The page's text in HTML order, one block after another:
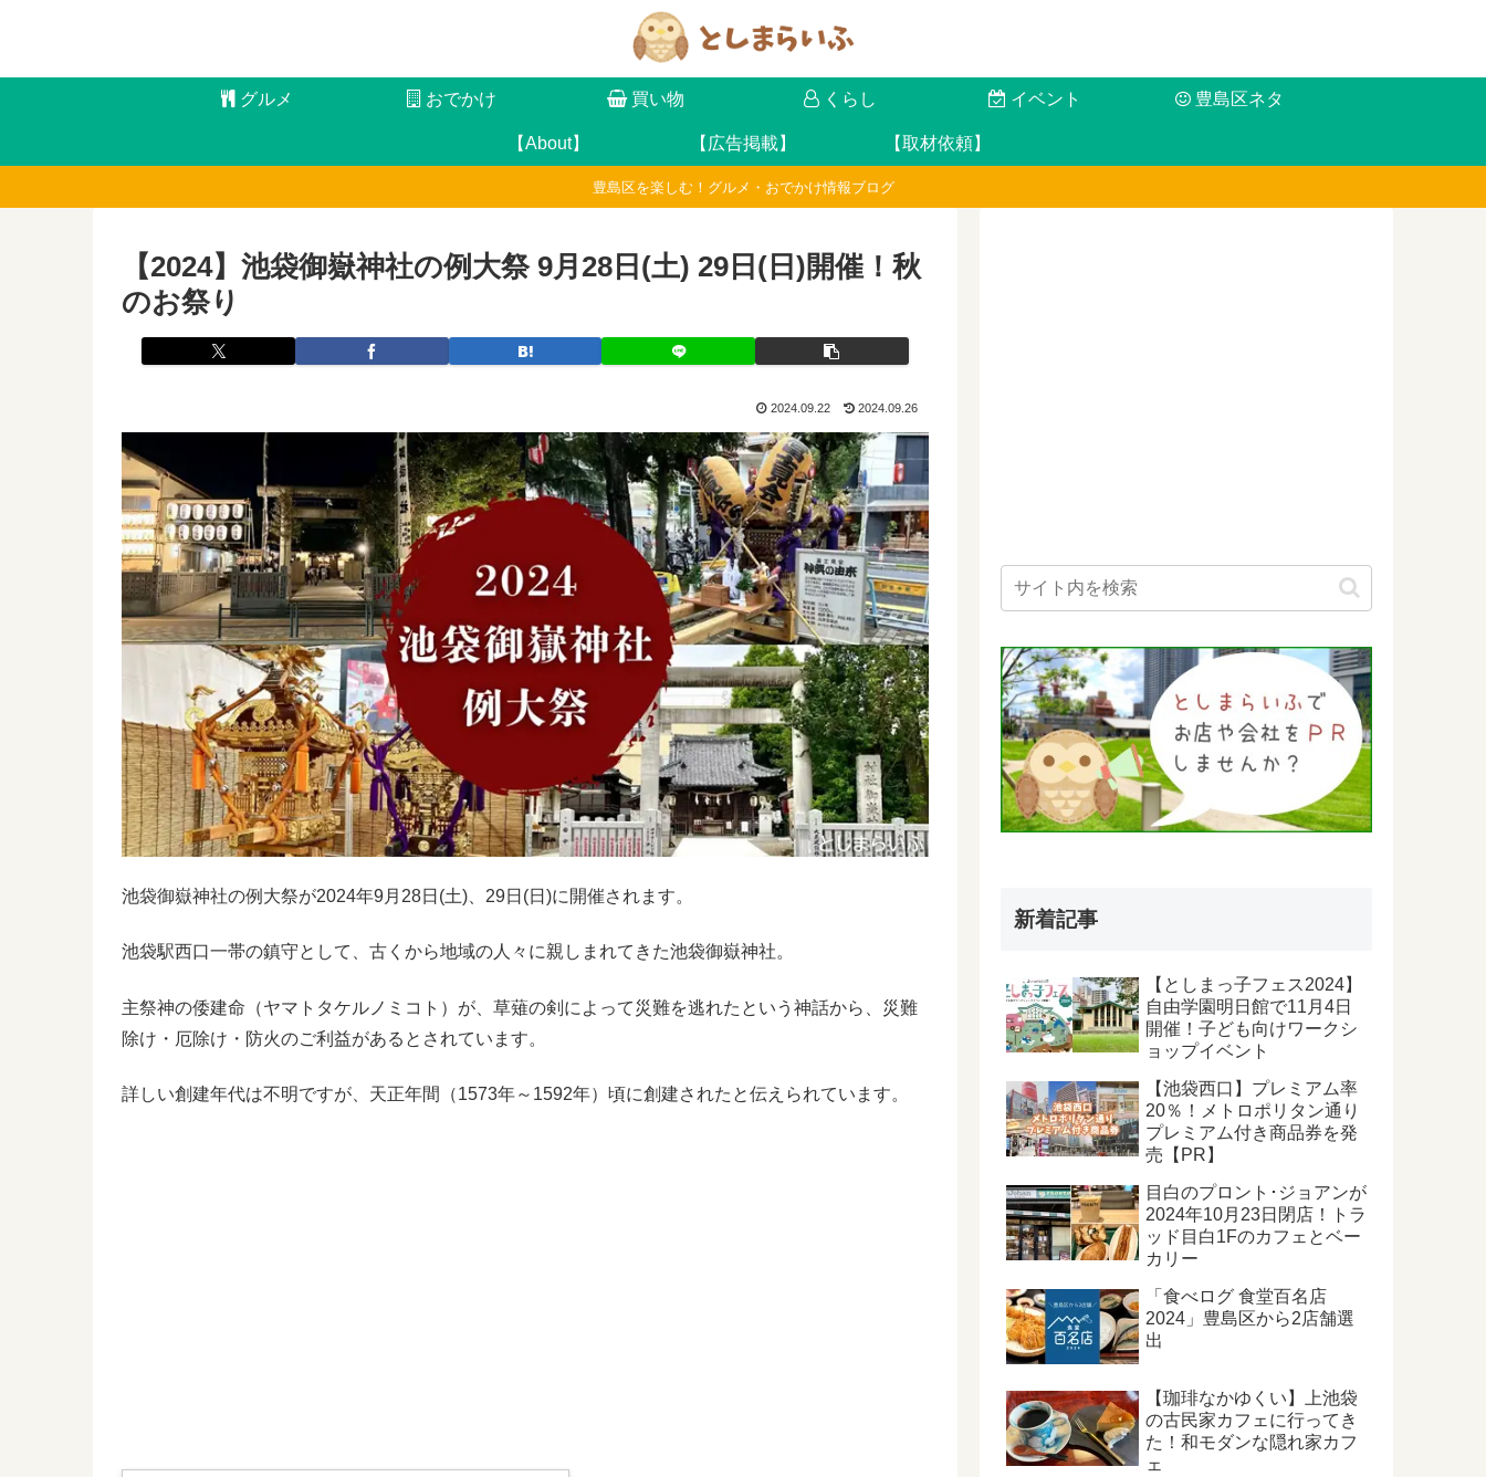
グルメ おでかけ 買い物 くらし イベント 豊島区ネタ
【About】 【広告掲載】 【取材依頼】
豊島区を楽しむ！グルメ・おでかけ情報ブログ
【2024】池袋御嶽神社の例大祭 9月28日(土) 29日(日)開催！秋
のお祭り
2024.09.22 2024.09.26
池袋御嶽神社の例大祭が2024年9月28日(土)、29日(日)に開催されます。
池袋駅西口一帯の鎮守として、古くから地域の人々に親しまれてきた池袋御嶽神社。
主祭神の倭建命（ヤマトタケルノミコト）が、草薙の剣によって災難を逃れたという神話から、災難
除け・厄除け・防火のご利益があるとされています。
詳しい創建年代は不明ですが、天正年間（1573年～1592年）頃に創建されたと伝えられています。
新着記事
【としまっ子フェス2024】
自由学園明日館で11月4日
開催！子ども向けワークシ
ョップイベント
【池袋西口】プレミアム率
20％！メトロポリタン通り
プレミアム付き商品券を発
売【PR】
目白のプロント･ジョアンが
2024年10月23日閉店！トラ
ッド目白1Fのカフェとベー
カリー
「食べログ 食堂百名店
2024」豊島区から2店舗選
出
【珈琲なかゆくい】上池袋
の古民家カフェに行ってき
た！和モダンな隠れ家カフ
ェ